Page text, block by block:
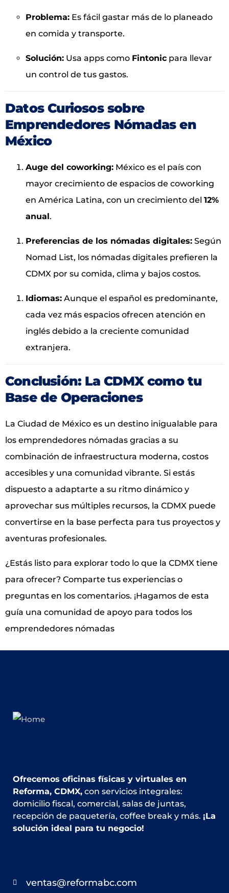
Problema: Es fácil gastar más de lo planeado
en comida y transporte.
Solución: Usa apps como Fintonic para llevar
un control de tus gastos.
Datos Curiosos sobre
Emprendedores Nómadas en
México
Auge del coworking: México es el país con
mayor crecimiento de espacios de coworking
en América Latina, con un crecimiento del 12%
anual.
Preferencias de los nómadas digitales: Según
Nomad List, los nómadas digitales prefieren la
CDMX por su comida, clima y bajos costos.
Idiomas: Aunque el español es predominante,
cada vez más espacios ofrecen atención en
inglés debido a la creciente comunidad
extranjera.
Conclusión: La CDMX como tu
Base de Operaciones
La Ciudad de México es un destino inigualable para
los emprendedores nómadas gracias a su
combinación de infraestructura moderna, costos
accesibles y una comunidad vibrante. Si estás
dispuesto a adaptarte a su ritmo dinámico y
aprovechar sus múltiples recursos, la CDMX puede
convertirse en la base perfecta para tus proyectos y
aventuras profesionales.
¿Estás listo para explorar todo lo que la CDMX tiene
para ofrecer? Comparte tus experiencias o
preguntas en los comentarios. ¡Hagamos de esta
guía una comunidad de apoyo para todos los
emprendedores nómadas
Ofrecemos oficinas físicas y virtuales en
Reforma, CDMX, con servicios integrales:
domicilio fiscal, comercial, salas de juntas,
recepción de paquetería, coffee break y más. ¡La
solución ideal para tu negocio!
ventas@reformabc.com